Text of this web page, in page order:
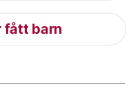
fått barn